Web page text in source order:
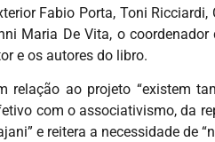
Fabio Porta, Toni
Maria De Vita, o
e os autores do libro.
ao projeto “existem
com o associativismo, da
e reitera a necessidade de